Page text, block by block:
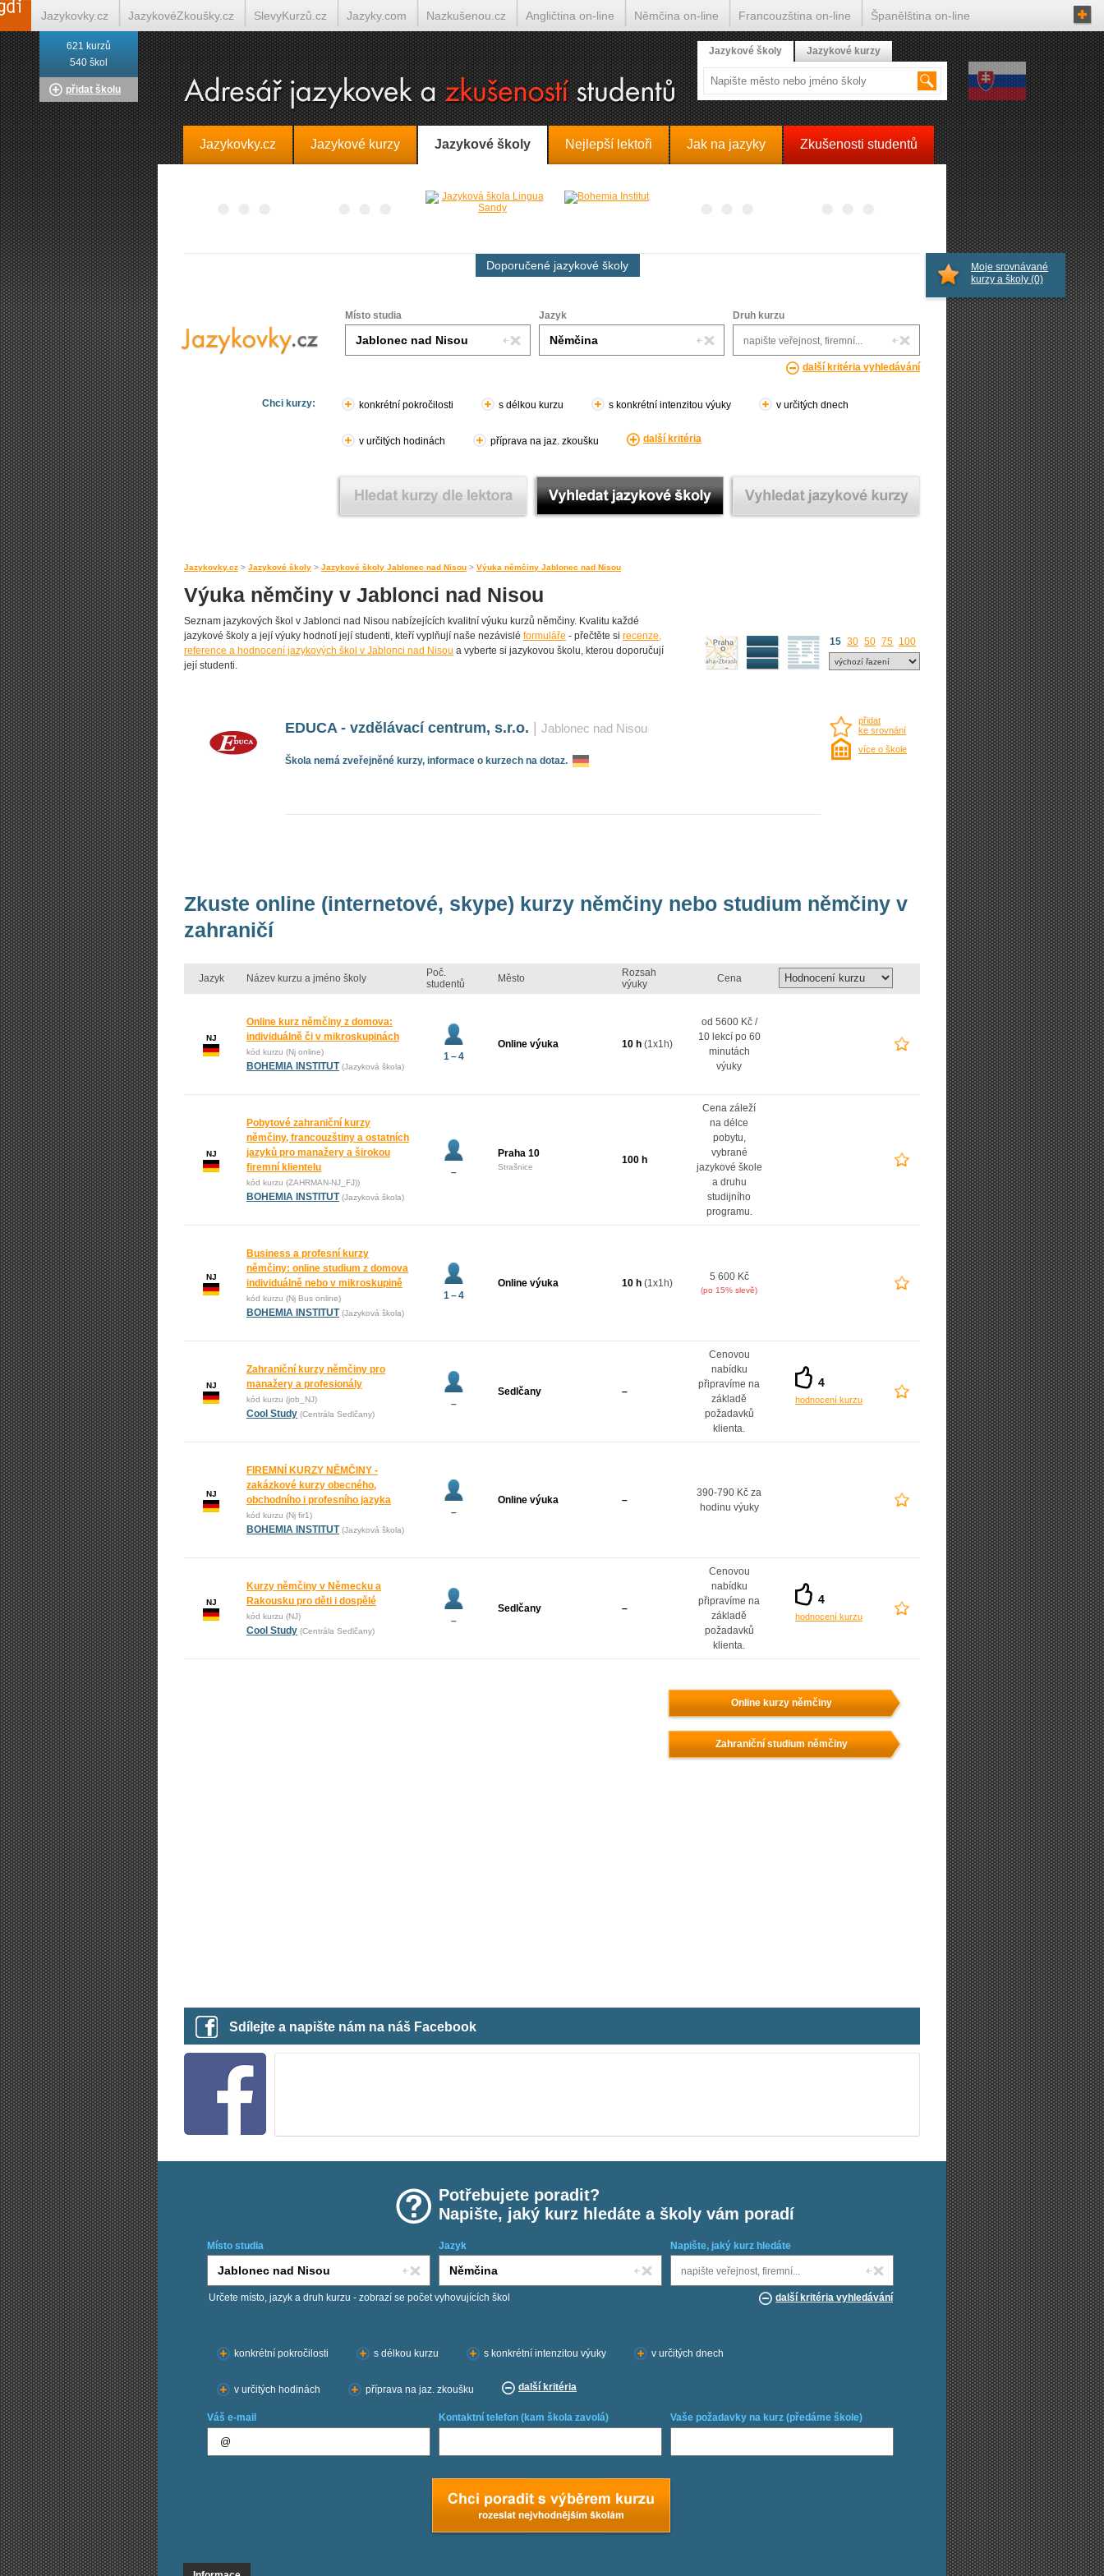
Jazykovky.cz Jazykové kurzy Jazykové školy Nejlepší lektoři Jak na jazyky Zkušenosti studentů
Doporučené jazykové školy
Místo studia Jazyk Druh kurzu
další kritéria vyhledávání
Chci kurzy: konkrétní pokročilosti s délkou kurzu s konkrétní intenzitou výuky v určitých dnech
v určitých hodinách příprava na jaz. zkoušku další kritéria
Jazykovky.cz > Jazykové školy > Jazykové školy Jablonec nad Nisou > Výuka němčiny Jablonec nad Nisou
Výuka němčiny v Jablonci nad Nisou
Seznam jazykových škol v Jablonci nad Nisou nabízejících kvalitní výuku kurzů němčiny. Kvalitu každé
jazykové školy a její výuky hodnotí její studenti, kteří vyplňují naše nezávislé formuláře - přečtěte si recenze,
reference a hodnocení jazykových škol v Jablonci nad Nisou a vyberte si jazykovou školu, kterou doporučují
její studenti.
15 30 50 75 100
EDUCA - vzdělávací centrum, s.r.o. Jablonec nad Nisou
Škola nemá zveřejněné kurzy, informace o kurzech na dotaz.
přidat
ke srovnání
více o škole
Zkuste online (internetové, skype) kurzy němčiny nebo studium němčiny v
zahraničí
Jazyk Název kurzu a jméno školy
Poč.
studentů
Město
Rozsah
výuky
Cena
NJ
Online kurz němčiny z domova:
individuálně či v mikroskupinách
kód kurzu (Nj online)
BOHEMIA INSTITUT (Jazyková škola)
1 – 4
Online výuka 10 h (1x1h)
od 5600 Kč /
10 lekcí po 60
minutách
výuky
NJ
Pobytové zahraniční kurzy
němčiny, francouzštiny a ostatních
jazyků pro manažery a širokou
firemní klientelu
kód kurzu (ZAHRMAN-NJ_FJ))
BOHEMIA INSTITUT (Jazyková škola)
–
Praha 10
Strašnice
100 h
Cena záleží
na délce
pobytu,
vybrané
jazykové škole
a druhu
studijního
programu.
NJ
Business a profesní kurzy
němčiny: online studium z domova
individuálně nebo v mikroskupině
kód kurzu (Nj Bus online)
BOHEMIA INSTITUT (Jazyková škola)
1 – 4
Online výuka 10 h (1x1h)
5 600 Kč
(po 15% slevě)
NJ
Zahraniční kurzy němčiny pro
manažery a profesionály
kód kurzu (job_NJ)
Cool Study (Centrála Sedlčany)
–
Sedlčany –
Cenovou
nabídku
připravíme na
základě
požadavků
klienta.
4
hodnocení kurzu
NJ
FIREMNÍ KURZY NĚMČINY -
zakázkové kurzy obecného,
obchodního i profesního jazyka
kód kurzu (Nj fir1)
BOHEMIA INSTITUT (Jazyková škola)
–
Online výuka –
390-790 Kč za
hodinu výuky
NJ
Kurzy němčiny v Německu a
Rakousku pro děti i dospělé
kód kurzu (NJ)
Cool Study (Centrála Sedlčany)
–
Sedlčany –
Cenovou
nabídku
připravíme na
základě
požadavků
klienta.
4
hodnocení kurzu
Online kurzy němčiny
Zahraniční studium němčiny
Sdílejte a napište nám na náš Facebook
Potřebujete poradit?
Napište, jaký kurz hledáte a školy vám poradí
Místo studia Jazyk Napište, jaký kurz hledáte
Určete místo, jazyk a druh kurzu - zobrazí se počet vyhovujících škol další kritéria vyhledávání
konkrétní pokročilosti
s délkou kurzu s konkrétní intenzitou výuky v určitých dnech
v určitých hodinách příprava na jaz. zkoušku další kritéria
Váš e-mail Kontaktní telefon (kam škola zavolá) Vaše požadavky na kurz (předáme škole)
Moje srovnávané
kurzy a školy (0)
621 kurzů
540 škol
přidat školu
Jazykové školy Jazykové kurzy
Jazykovky.cz JazykovéZkoušky.cz SlevyKurzů.cz Jazyky.com Nazkušenou.cz Angličtina on-line Němčina on-line Francouzština on-line Španělština on-line
Italština on-line Tlumočení-Překlady.cz Překládá.cz Tlumočí.cz